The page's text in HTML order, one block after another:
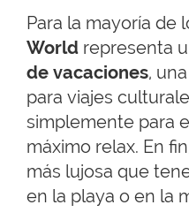
Para la mayoría de
World representa
de vacaciones,
para viajes
simplemente para
máximo relax. En
más lujosa que
en la playa o en la